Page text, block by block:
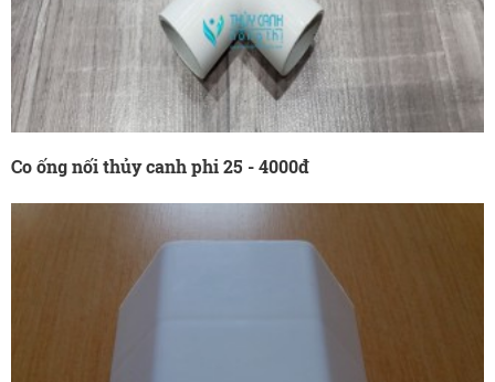
Co ống nối thủy canh phi 25 - 4000đ